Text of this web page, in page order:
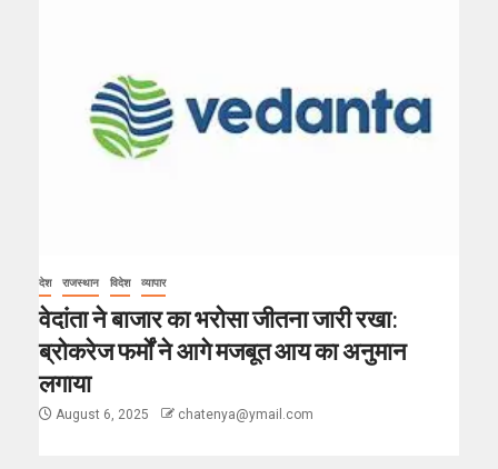
देश राजस्थान विदेश व्यापार
वेदांता ने बाजार का भरोसा जीतना जारी रखा:
ब्रोकरेज फर्मों ने आगे मजबूत आय का अनुमान
लगाया
August 6, 2025 chatenya@ymail.com